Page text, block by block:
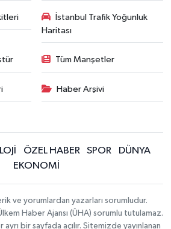
İstanbul Trafik Yoğunluk
Haritası
Tüm Manşetler
Haber Arşivi
ÖZEL HABER SPOR
DÜNYA
EKONOMİ
ve yorumlardan yazarları sorumludur.
Haber Ajansı (ÜHA) sorumlu tutulamaz.
bir sayfada açılır. Sitemizde yayınlanan